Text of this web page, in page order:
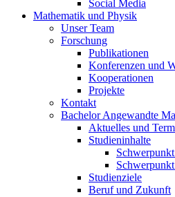
Social Media
Mathematik und Physik
Unser Team
Forschung
Publikationen
Konferenzen und
Kooperationen
Projekte
Kontakt
Bachelor Angewandte
Aktuelles und
Studieninhalte
Studienziele
Beruf und Zukunft